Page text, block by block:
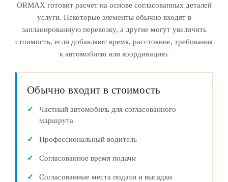
ORMAX готовит расчет на основе согласованных деталей
услуги. Некоторые элементы обычно входят в
запланированную перевозку, а другие могут увеличить
стоимость, если добавляют время, расстояние, требования
к автомобилю или координацию.
Обычно входит в стоимость
Частный автомобиль для согласованного
маршрута
Профессиональный водитель
Согласованное время подачи
Согласованные места подачи и высадки